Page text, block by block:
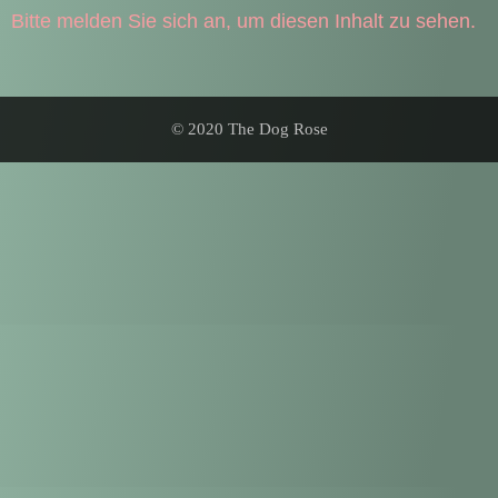
Bitte melden Sie sich an, um diesen Inhalt zu sehen.
© 2020 The Dog Rose